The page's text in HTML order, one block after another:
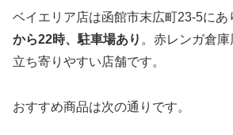
ベイエリア店は函館市末広町23-5にあ
から22時、駐車場あり 。赤レンガ倉
立ち寄りやすい店舗です。
おすすめ商品は次の通りです。